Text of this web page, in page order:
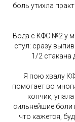
боль утихла
Вода с КФС №2 у
стул: сразу
1/2 стакана
Я пою хвалу
помогает во
копчик,
сильнейшие боли
что кажется,